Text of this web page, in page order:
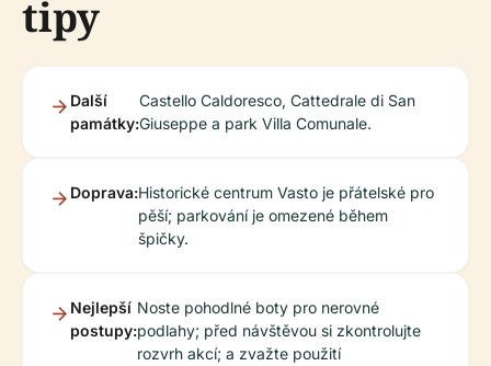
tipy
Další
památky:
Castello Caldoresco, Cattedrale di San
Giuseppe a park Villa Comunale.
Doprava:Historické centrum Vasto je přátelské pro
pěší; parkování je omezené během
špičky.
Nejlepší
postupy:
Noste pohodlné boty pro nerovné
podlahy; před návštěvou si zkontrolujte
rozvrh akcí; a zvažte použití